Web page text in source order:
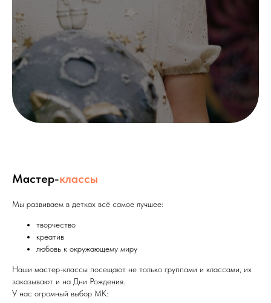
Мастер-классы
Мы развиваем в детках всё самое лучшее:
творчество
креатив
любовь к окружающему миру
Наши мастер-классы посещают не только группами и классами, их
заказывают и на Дни Рождения.
У нас огромный выбор МК: